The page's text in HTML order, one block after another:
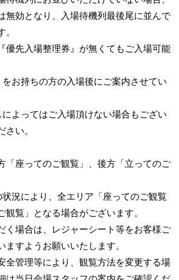
無効となり、入場待機列最後尾に並んで
優先入場整理券』が無くてもご入場可能
お持ちの方の入場後にご案内させてい
よってはご入場頂けない場合もござい
い。
「座ってのご観覧」、後方「立ってのご
況により、全エリア「座ってのご観覧
観覧」となる場合がございます。
く場合は、レジャーシート等をお客様ご
すようお願いいたします。
全管理等により、観覧方法を変更する場